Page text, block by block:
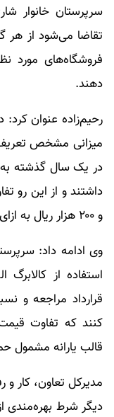
سرپرستان خانوار
تقاضا می‌شود از هر
فروشگاه‌های مورد
دهند.
میزانی مشخص
در یک سال گذشته به
و ۲۰۰ هزار ریال به ازای هر نفر یارانه پرداخت می‌کند.
وی ادامه داد:
استفاده از
کنند که تفاوت
قالب یارانه مشمول
مدیرکل تعاون، کار و
دیگر شرط بهره‌مندی